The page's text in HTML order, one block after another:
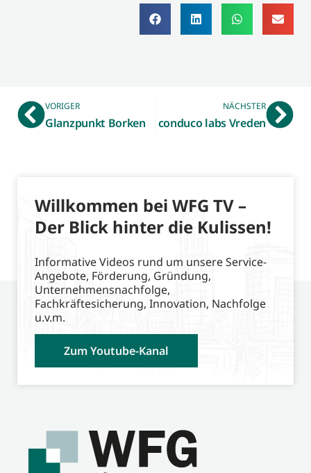
VORIGER
Glanzpunkt Borken
NÄCHSTER
conduco labs Vreden
Willkommen bei WFG TV –
Der Blick hinter die Kulissen!
Informative Videos rund um unsere Service-
Angebote, Förderung, Gründung,
Unternehmensnachfolge,
Fachkräftesicherung, Innovation, Nachfolge
u.v.m.
Zum Youtube-Kanal